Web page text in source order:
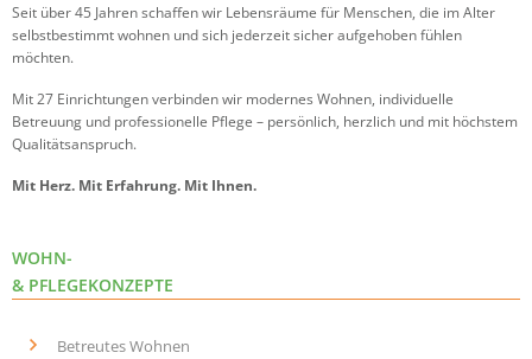
Seit über 45 Jahren schaffen wir Lebensräume für Menschen, die im Alter
selbstbestimmt wohnen und sich jederzeit sicher aufgehoben fühlen
möchten.
Mit 27 Einrichtungen verbinden wir modernes Wohnen, individuelle
Betreuung und professionelle Pflege – persönlich, herzlich und mit höchstem
Qualitätsanspruch.
Mit Herz. Mit Erfahrung. Mit Ihnen.
WOHN-
& PFLEGEKONZEPTE
Betreutes Wohnen